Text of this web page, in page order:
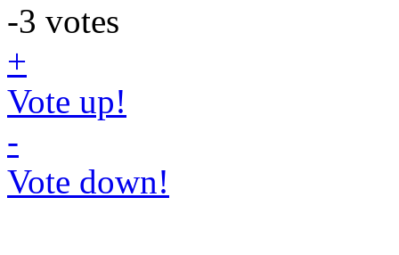
-3 votes
+
Vote up!
-
Vote down!